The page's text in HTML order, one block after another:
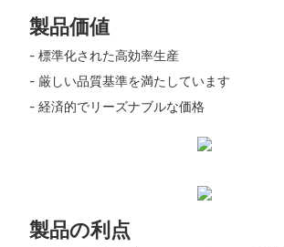
製品価値
- 標準化された高効率生産
- 厳しい品質基準を満たしています
- 経済的でリーズナブルな価格
製品の利点